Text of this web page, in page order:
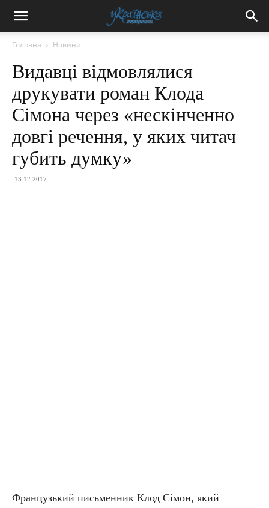
Головна Новини
Видавці відмовлялися
друкувати роман Клода
Сімона через «нескінченно
довгі речення, у яких читач
губить думку»
13.12.2017
Французький письменник Клод Сімон, який